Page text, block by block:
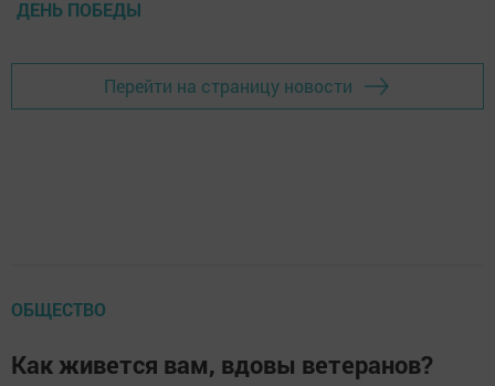
ДЕНЬ ПОБЕДЫ
Перейти на страницу новости
ОБЩЕСТВО
Как живется вам, вдовы ветеранов?